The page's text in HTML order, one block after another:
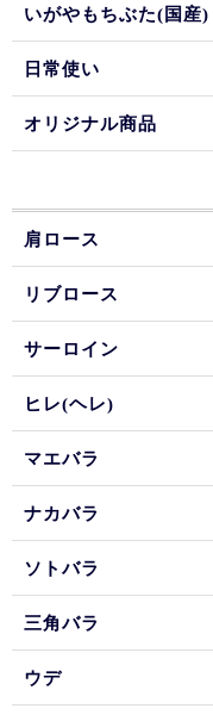
いがやもちぶた(国産)
日常使い
オリジナル商品
肩ロース
リブロース
サーロイン
ヒレ(ヘレ)
マエバラ
ナカバラ
ソトバラ
三角バラ
ウデ